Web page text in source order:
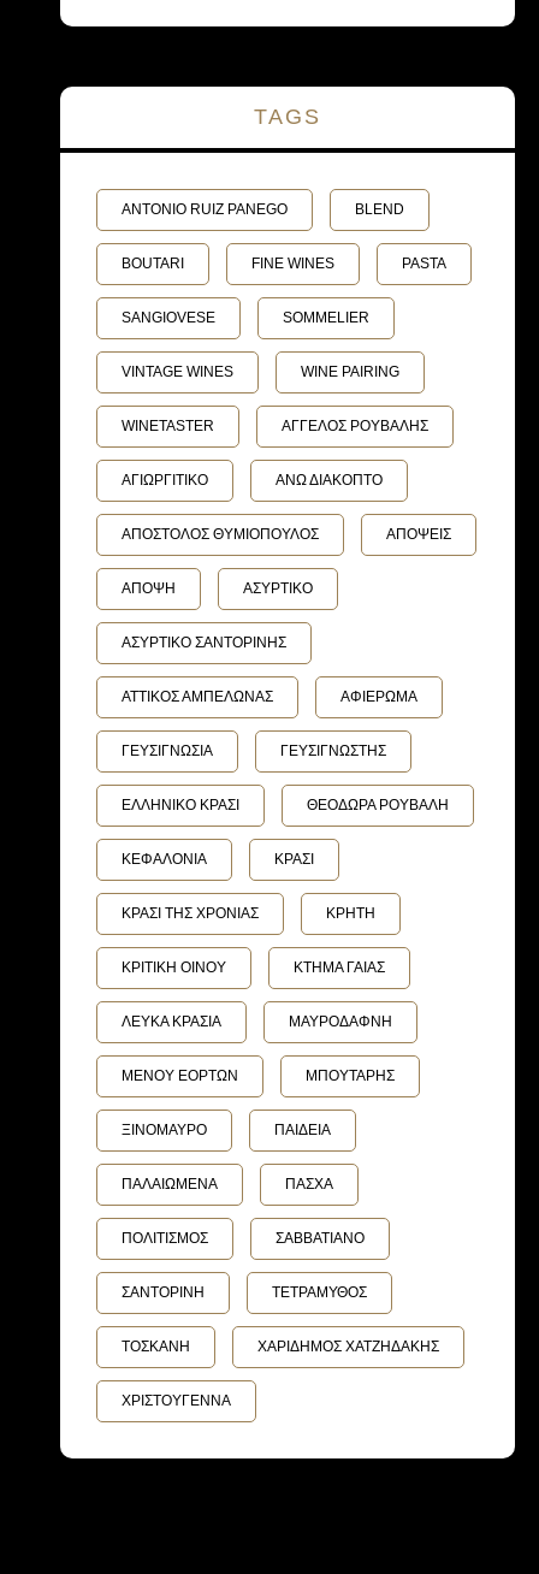
TAGS
ANTONIO RUIZ PANEGO BLEND
BOUTARI FINE WINES PASTA
SANGIOVESE SOMMELIER
VINTAGE WINES WINE PAIRING
WINETASTER ΑΓΓΕΛΟΣ ΡΟΥΒΑΛΗΣ
ΑΓΙΩΡΓΙΤΙΚΟ ΑΝΩ ΔΙΑΚΟΠΤΟ
ΑΠΟΣΤΟΛΟΣ ΘΥΜΙΟΠΟΥΛΟΣ ΑΠΟΨΕΙΣ
ΑΠΟΨΗ ΑΣΥΡΤΙΚΟ
ΑΣΥΡΤΙΚΟ ΣΑΝΤΟΡΙΝΗΣ
ΑΤΤΙΚΟΣ ΑΜΠΕΛΩΝΑΣ ΑΦΙΕΡΩΜΑ
ΓΕΥΣΙΓΝΩΣΙΑ ΓΕΥΣΙΓΝΩΣΤΗΣ
ΕΛΛΗΝΙΚΟ ΚΡΑΣΙ ΘΕΟΔΩΡΑ ΡΟΥΒΑΛΗ
ΚΕΦΑΛΟΝΙΑ ΚΡΑΣΙ
ΚΡΑΣΙ ΤΗΣ ΧΡΟΝΙΑΣ ΚΡΗΤΗ
ΚΡΙΤΙΚΗ ΟΙΝΟΥ ΚΤΗΜΑ ΓΑΙΑΣ
ΛΕΥΚΑ ΚΡΑΣΙΑ ΜΑΥΡΟΔΑΦΝΗ
ΜΕΝΟΥ ΕΟΡΤΩΝ ΜΠΟΥΤΑΡΗΣ
ΞΙΝΟΜΑΥΡΟ ΠΑΙΔΕΙΑ
ΠΑΛΑΙΩΜΕΝΑ ΠΑΣΧΑ
ΠΟΛΙΤΙΣΜΟΣ ΣΑΒΒΑΤΙΑΝΟ
ΣΑΝΤΟΡΙΝΗ ΤΕΤΡΑΜΥΘΟΣ
ΤΟΣΚΑΝΗ ΧΑΡΙΔΗΜΟΣ ΧΑΤΖΗΔΑΚΗΣ
ΧΡΙΣΤΟΥΓΕΝΝΑ